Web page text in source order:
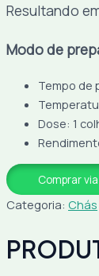
Resultando
Modo de
Tempo de
Dose: 1
Comprar
Categoria: Chás